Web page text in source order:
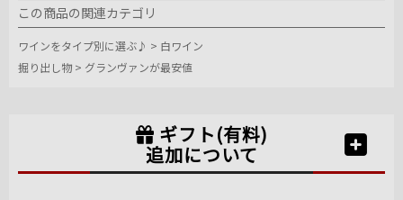
この商品の関連カテゴリ
ワインをタイプ別に選ぶ♪ > 白ワイン
掘り出し物 > グランヴァンが最安値
ギフト(有料)
追加について